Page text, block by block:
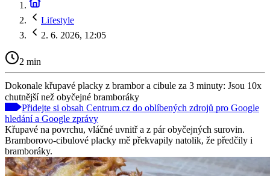
Lifestyle
2. 6. 2026, 12:05
2 min
Dokonale křupavé placky z brambor a cibule za 3 minuty: Jsou 10x
chutnější než obyčejné bramboráky
Přidejte si obsah Centrum.cz do oblíbených zdrojů pro Google
hledání a Google zprávy
Křupavé na povrchu, vláčné uvnitř a z pár obyčejných surovin.
Bramborovo-cibulové placky mě překvapily natolik, že předčily i
bramboráky.